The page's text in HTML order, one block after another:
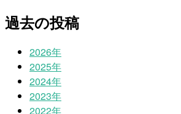
過去の投稿
2026年
2025年
2024年
2023年
2022年